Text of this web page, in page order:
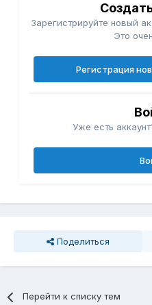
Зарегистрируйте новый
Это
Регистрация
Уже есть
Поделиться
Перейти к списку тем